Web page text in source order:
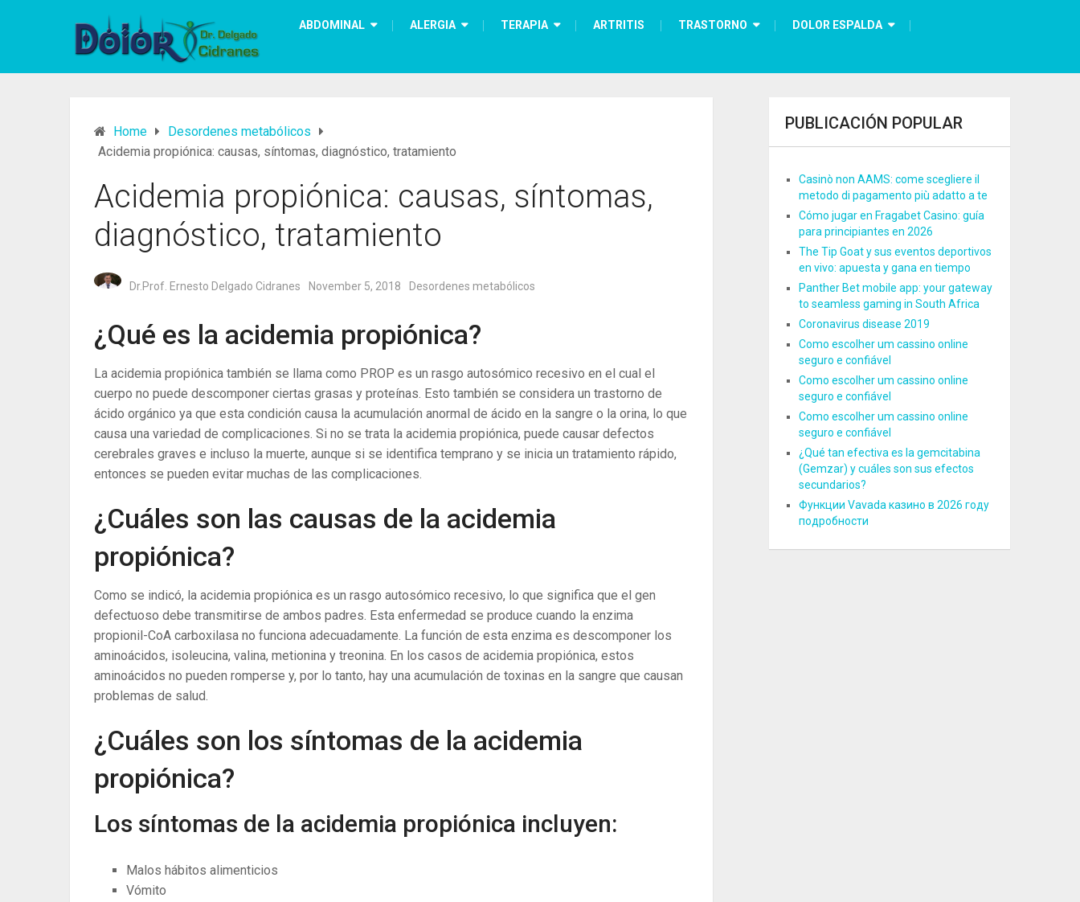
ABDOMINAL ALERGIA TERAPIA ARTRITIS TRASTORNO DOLOR ESPALDA
Home
Desordenes metabólicos
Acidemia propiónica: causas, síntomas, diagnóstico, tratamiento
Acidemia propiónica: causas, síntomas,
diagnóstico, tratamiento
Dr.Prof. Ernesto Delgado Cidranes November 5, 2018 Desordenes metabólicos
¿Qué es la acidemia propiónica?
La acidemia propiónica también se llama como PROP es un rasgo autosómico recesivo en el cual el
cuerpo no puede descomponer ciertas grasas y proteínas. Esto también se considera un trastorno de
ácido orgánico ya que esta condición causa la acumulación anormal de ácido en la sangre o la orina, lo que
causa una variedad de complicaciones. Si no se trata la acidemia propiónica, puede causar defectos
cerebrales graves e incluso la muerte, aunque si se identifica temprano y se inicia un tratamiento rápido,
entonces se pueden evitar muchas de las complicaciones.
¿Cuáles son las causas de la acidemia
propiónica?
Como se indicó, la acidemia propiónica es un rasgo autosómico recesivo, lo que significa que el gen
defectuoso debe transmitirse de ambos padres. Esta enfermedad se produce cuando la enzima
propionil-CoA carboxilasa no funciona adecuadamente. La función de esta enzima es descomponer los
aminoácidos, isoleucina, valina, metionina y treonina. En los casos de acidemia propiónica, estos
aminoácidos no pueden romperse y, por lo tanto, hay una acumulación de toxinas en la sangre que causan
problemas de salud.
¿Cuáles son los síntomas de la acidemia
propiónica?
Los síntomas de la acidemia propiónica incluyen:
Malos hábitos alimenticios
Vómito
PUBLICACIÓN POPULAR
Casinò non AAMS: come scegliere il
metodo di pagamento più adatto a te
Cómo jugar en Fragabet Casino: guía
para principiantes en 2026
The Tip Goat y sus eventos deportivos
en vivo: apuesta y gana en tiempo
Panther Bet mobile app: your gateway
to seamless gaming in South Africa
Coronavirus disease 2019
Como escolher um cassino online
seguro e confiável
Como escolher um cassino online
seguro e confiável
Como escolher um cassino online
seguro e confiável
¿Qué tan efectiva es la gemcitabina
(Gemzar) y cuáles son sus efectos
secundarios?
Функции Vavada казино в 2026 году
подробности